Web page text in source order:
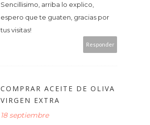
Sencillisimo, arriba lo explico,
espero que te guaten, gracias por
tus visitas!
Responder
COMPRAR ACEITE DE OLIVA
VIRGEN EXTRA
18 septiembre